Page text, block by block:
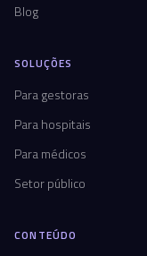
Blog
SOLUÇÕES
Para gestoras
Para hospitais
Para médicos
Setor público
CONTEÚDO